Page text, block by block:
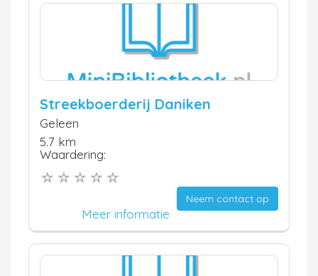
Streekboerderij Daniken
Geleen
5.7 km
Waardering:
Neem contact op
Meer informatie